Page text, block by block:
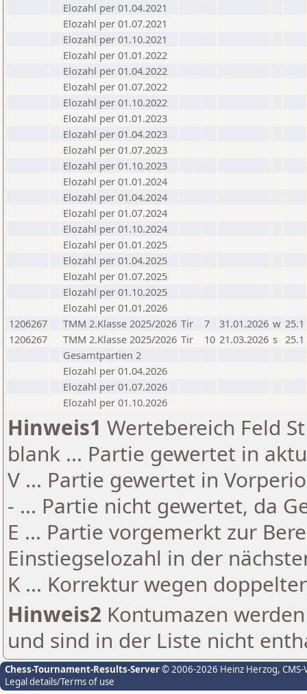
Elozahl per 01.04.2021
Elozahl per 01.07.2021
Elozahl per 01.10.2021
Elozahl per 01.01.2022
Elozahl per 01.04.2022
Elozahl per 01.07.2022
Elozahl per 01.10.2022
Elozahl per 01.01.2023
Elozahl per 01.04.2023
Elozahl per 01.07.2023
Elozahl per 01.10.2023
Elozahl per 01.01.2024
Elozahl per 01.04.2024
Elozahl per 01.07.2024
Elozahl per 01.10.2024
Elozahl per 01.01.2025
Elozahl per 01.04.2025
Elozahl per 01.07.2025
Elozahl per 01.10.2025
Elozahl per 01.01.2026
1206267
TMM 2.Klasse 2025/2026 Tir 7 31.01.2026 w 25.1
1206267
TMM 2.Klasse 2025/2026 Tir 10 21.03.2026 s 25.1
Gesamtpartien 2
Elozahl per 01.04.2026
Elozahl per 01.07.2026
Elozahl per 01.10.2026
Hinweis1 Wertebereich Feld
blank ... Partie gewertet in
V ... Partie gewertet in
- ... Partie nicht gewertet, da
E ... Partie vorgemerkt zur
Einstiegselozahl in der
K ... Korrektur wegen
Hinweis2 Kontumazen
und sind in der Liste nicht
Chess-Tournament-Results-Server© 2006-2026 Heinz Herzog,
Legal details/Terms of use